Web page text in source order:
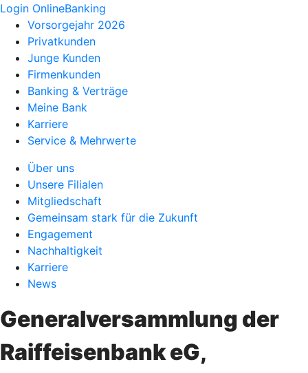
Login OnlineBanking
Vorsorgejahr 2026
Privatkunden
Junge Kunden
Firmenkunden
Banking & Verträge
Meine Bank
Karriere
Service & Mehrwerte
Über uns
Unsere Filialen
Mitgliedschaft
Gemeinsam stark für die Zukunft
Engagement
Nachhaltigkeit
Karriere
News
Generalversammlung der
Raiffeisenbank eG,